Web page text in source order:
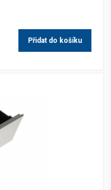
Přidat do košíku